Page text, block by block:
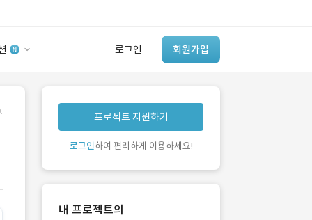
로그인 회원가입
유사사례 검색 AI
‘이런 거’ 만들어본
개발 회사 있어?
프로젝트 지원하기
로그인하여 편리하게 이용하세요!
내 프로젝트의